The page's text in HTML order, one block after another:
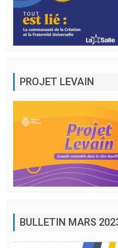
PROJET LEVAIN
BULLETIN MARS